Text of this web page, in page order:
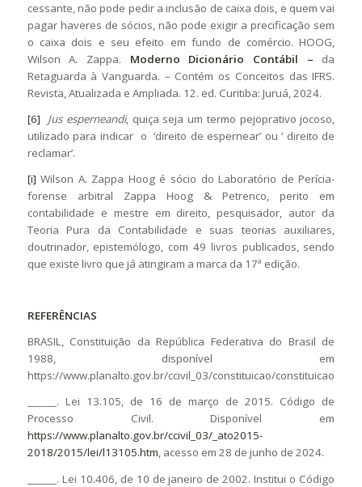
cessante, não pode pedir a inclusão de caixa dois, e quem vai
pagar haveres de sócios, não pode exigir a precificação sem
o caixa dois e seu efeito em fundo de comércio. HOOG,
Wilson A. Zappa. Moderno Dicionário Contábil – da
Retaguarda à Vanguarda. – Contém os Conceitos das IFRS.
Revista, Atualizada e Ampliada. 12. ed. Curitiba: Juruá, 2024.
[6]
Jus esperneandi, quiça seja um termo pejoprativo jocoso,
utilizado para indicar o ‘direito de espernear’ ou ‘ direito de
reclamar’.
[i] Wilson A. Zappa Hoog é sócio do Laboratório de Perícia-
forense arbitral Zappa Hoog & Petrenco, perito em
contabilidade e mestre em direito, pesquisador, autor da
Teoria Pura da Contabilidade e suas teorias auxiliares,
doutrinador, epistemólogo, com 49 livros publicados, sendo
que existe livro que já atingiram a marca da 17ª edição.
REFERÊNCIAS
BRASIL, Constituição da República Federativa do Brasil de
1988, disponível em
https://www.planalto.gov.br/ccivil_03/constituicao/constituicao.htm
______. Lei 13.105, de 16 de março de 2015. Código de
Processo Civil. Disponível em
https://www.planalto.gov.br/ccivil_03/_ato2015-
2018/2015/lei/l13105.htm, acesso em 28 de junho de 2024.
______. Lei 10.406, de 10 de janeiro de 2002. Institui o Código